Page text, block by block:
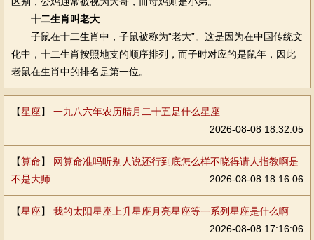
十二生肖叫老大
子鼠在十二生肖中，子鼠被称为“老大”。这是因为在中国传统文
化中，十二生肖按照地支的顺序排列，而子时对应的是鼠年，因此
老鼠在生肖中的排名是第一位。
【星座】 一九八六年农历腊月二十五是什么星座
2026-08-08 18:32:05
【算命】 网算命准吗听别人说还行到底怎么样不晓得请人指教啊是
不是大师
2026-08-08 18:16:06
【星座】 我的太阳星座上升星座月亮星座等一系列星座是什么啊
2026-08-08 17:16:06